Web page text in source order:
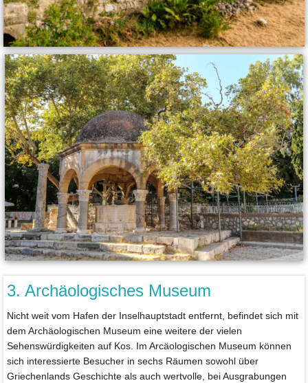
3. Archäologisches Museum
Nicht weit vom Hafen der Inselhauptstadt entfernt, befindet sich mit
dem Archäologischen Museum eine weitere der vielen
Sehenswürdigkeiten auf Kos. Im Arcäologischen Museum können
sich interessierte Besucher in sechs Räumen sowohl über
Griechenlands Geschichte als auch wertvolle, bei Ausgrabungen